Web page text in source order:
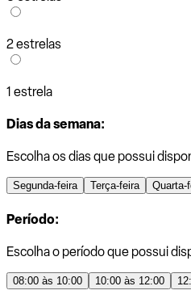
2 estrelas
1 estrela
Dias da semana:
Escolha os dias que possui
Segunda-feira Terça-feira Quarta-
Período:
Escolha o período que possui
08:00 às 10:00 10:00 às 12:00